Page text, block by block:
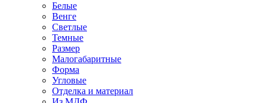
Белые
Венге
Светлые
Темные
Размер
Малогабаритные
Форма
Угловые
Отделка и материал